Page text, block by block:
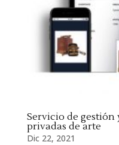
Servicio de gestión
privadas de arte
Dic 22, 2021